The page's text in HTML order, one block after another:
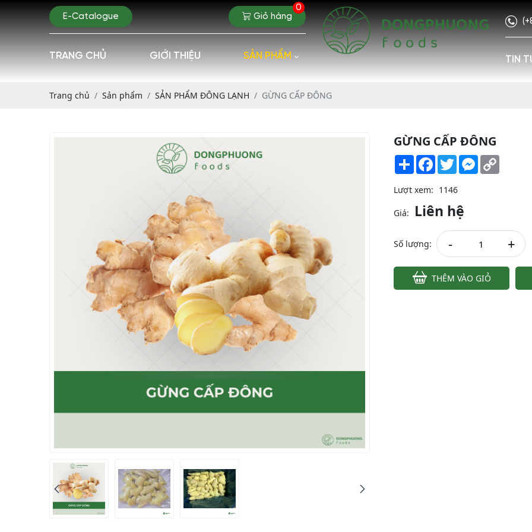
E-Catalogue Giỏ hàng
0
TRANG CHỦ GIỚI THIỆU SẢN PHẨM TIN
Trang chủ Sản phẩm SẢN PHẨM ĐÔNG LẠNH GỪNG CẤP ĐÔNG
GỪNG CẤP ĐÔNG
Share Facebook
TwitterMessenger
Lượt xem: 1146
Giá: Liên hệ
Số lượng: - +
THÊM VÀO GIỎ